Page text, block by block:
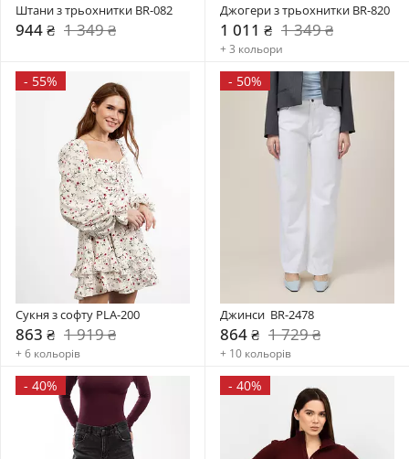
Штани з трьохнитки BR-082
944 ₴ 1 349 ₴
Джогери з трьохнитки BR-820
1 011 ₴ 1 349 ₴
+ 3 кольори
- 55%
Сукня з софту PLA-200
863 ₴ 1 919 ₴
+ 6 кольорів
- 50%
Джинси  BR-2478
864 ₴ 1 729 ₴
+ 10 кольорів
- 40% - 40%